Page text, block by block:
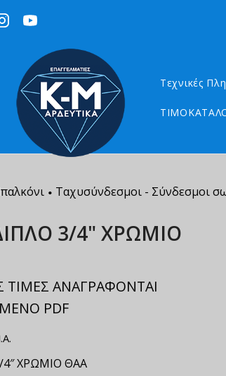
Τεχνικές
• Ταχυσύνδεσμοι - Σύνδεσμοι
3/4" ΧΡΩΜΙΟ
ΤΙΜΕΣ ΑΝΑΓΡΑΦΟΝΤΑΙ
PDF
4″ ΧΡΩΜΙΟ ΘΑΑ